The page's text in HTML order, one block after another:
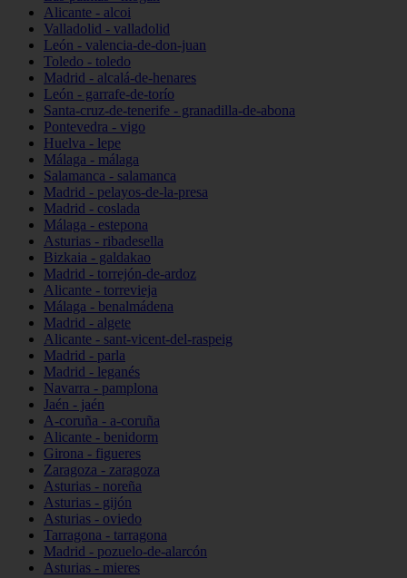
Alicante - alcoi
Valladolid - valladolid
León - valencia-de-don-juan
Toledo - toledo
Madrid - alcalá-de-henares
León - garrafe-de-torío
Santa-cruz-de-tenerife - granadilla-de-abona
Pontevedra - vigo
Huelva - lepe
Málaga - málaga
Salamanca - salamanca
Madrid - pelayos-de-la-presa
Madrid - coslada
Málaga - estepona
Asturias - ribadesella
Bizkaia - galdakao
Madrid - torrejón-de-ardoz
Alicante - torrevieja
Málaga - benalmádena
Madrid - algete
Alicante - sant-vicent-del-raspeig
Madrid - parla
Madrid - leganés
Navarra - pamplona
Jaén - jaén
A-coruña - a-coruña
Alicante - benidorm
Girona - figueres
Zaragoza - zaragoza
Asturias - noreña
Asturias - gijón
Asturias - oviedo
Tarragona - tarragona
Madrid - pozuelo-de-alarcón
Asturias - mieres